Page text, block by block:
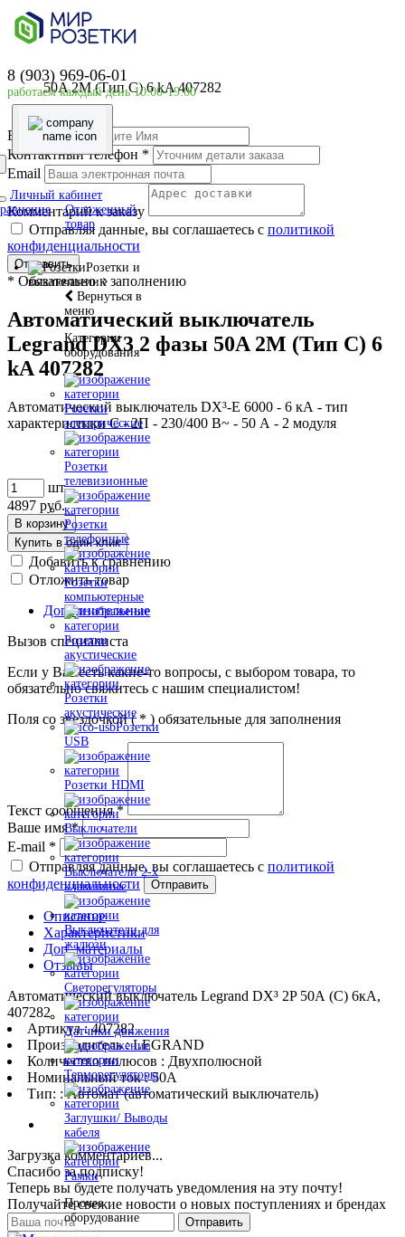
8 (903) 969-06-01
работаем каждый день 10:00-19:00
Личный кабинет
Отложенный
товар
Розетки и
выключатели
Вернуться в
меню
Категории
оборудования
Розетки
электрические
Розетки
телевизионные
Розетки
телефонные
Розетки
компьютерные
Розетки
акустические
Розетки
акустические
Розетки
USB
Розетки HDMI
Выключатели
Выключатели 2-х
клавишные
Выключатели для
жалюзи
Светорегуляторы
Датчики движения
Терморегуляторы
Заглушки/ Выводы
кабеля
Рамки
Прочее
оборудование
Главная страница
Силовое оборудование
Автоматический выключатель Legrand DX3 2 фазы
50A 2М (Тип C) 6 kA 407282
Ваше имя *
Контактный телефон *
Email
Комментарий к заказу
Отправляя данные, вы соглашаетесь с политикой
конфиденциальности
Отправить
* Обязательно к заполнению
Автоматический выключатель
Legrand DX3 2 фазы 50A 2М (Тип C) 6
kA 407282
Автоматический выключатель DX³-E 6000 - 6 кА - тип
характеристики C - 2П - 230/400 В~ - 50 А - 2 модуля
шт
4897 руб.
В корзину
Купить в один клик
Добавить к сравнению
Отложить товар
Дополнительные
Вызов специалиста
Если у Вас есть какие-то вопросы, с выбором товара, то
обязательно свяжитесь с нашим специалистом!
Поля со звездочкой (* ) обязательные для заполнения
Текст сообщения*
Ваше имя*
E-mail *
Отправляя данные, вы соглашаетесь с политикой
конфиденциальности
Отправить
Описание
Характеристики
Доп. материалы
Отзывы
Автоматический выключатель Legrand DX³ 2P 50А (C) 6кА,
407282
Артикул : 407282
Производитель : LEGRAND
Количество полюсов : Двухполюсной
Номинальный ток : 50A
Тип: : Автомат (автоматический выключатель)
Загрузка комментариев...
Спасибо за подписку!
Теперь вы будете получать уведомления на эту почту!
Получайте свежие новости о новых поступлениях и брендах
Отправить